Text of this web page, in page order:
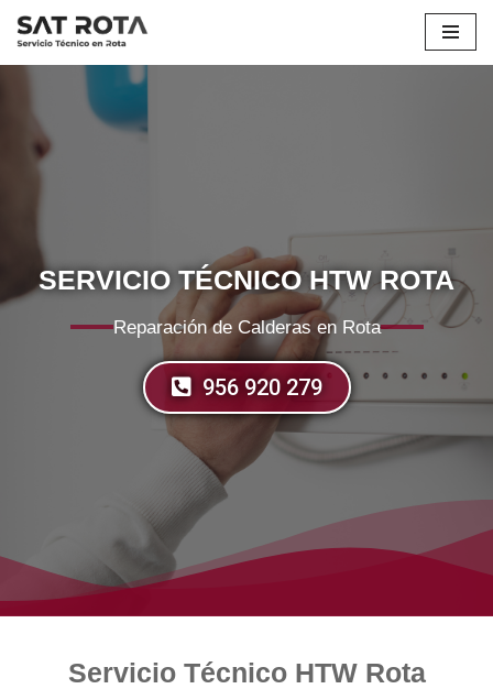
SERVICIO TÉCNICO HTW ROTA
Reparación de Calderas en Rota
956 920 279
Servicio Técnico HTW Rota